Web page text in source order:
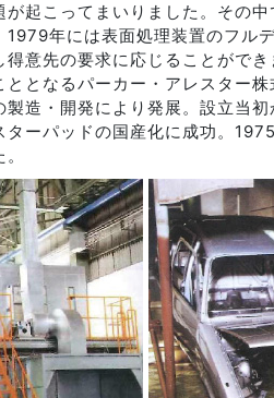
が起こってまいりました。その
年には表面処理装置のフル
意先の要求に応じることができ
となるパーカー・アレスター
造・開発により発展。設立当
ーパッドの国産化に成功。